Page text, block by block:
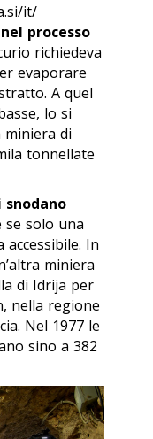
it/
processo
richiedeva
evaporare
A quel
lo si
miniera di
tonnellate
se solo una
accessibile. In
miniera
di Idrija per
nella regione
Nel 1977 le
sino a 382